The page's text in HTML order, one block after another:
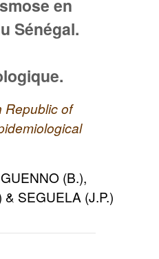
en
Sénégal.
Republic of
(B.),
& SEGUELA (J.P.)